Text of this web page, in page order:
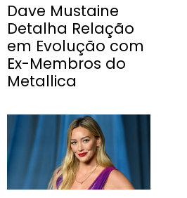
Dave Mustaine
Detalha Relação
em Evolução com
Ex-Membros do
Metallica